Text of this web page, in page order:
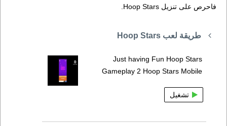
فاحرص على تنزيل Hoop Stars.
طريقة لعب Hoop Stars
Just having Fun Hoop Stars
Gameplay 2 Hoop Stars Mobile
تشغيل